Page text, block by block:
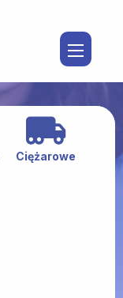
Ciężarowe